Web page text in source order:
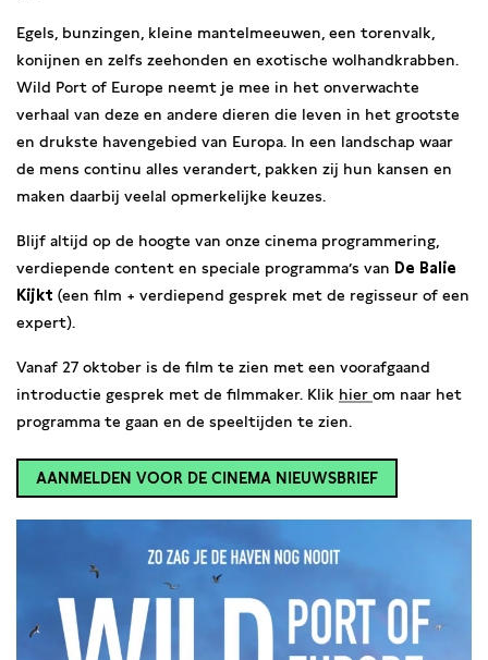
Egels, bunzingen, kleine mantelmeeuwen, een torenvalk,
konijnen en zelfs zeehonden en exotische wolhandkrabben.
Wild Port of Europe neemt je mee in het onverwachte
verhaal van deze en andere dieren die leven in het grootste
en drukste havengebied van Europa. In een landschap waar
de mens continu alles verandert, pakken zij hun kansen en
maken daarbij veelal opmerkelijke keuzes.
Blijf altijd op de hoogte van onze cinema programmering,
verdiepende content en speciale programma’s van De Balie
Kijkt (een film + verdiepend gesprek met de regisseur of een
expert).
Vanaf 27 oktober is de film te zien met een voorafgaand
introductie gesprek met de filmmaker. Klik hier om naar het
programma te gaan en de speeltijden te zien.
AANMELDEN VOOR DE CINEMA NIEUWSBRIEF